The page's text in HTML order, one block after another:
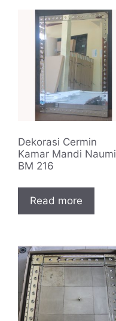
Dekorasi Cermin
Kamar Mandi Naumi
BM 216
Read more